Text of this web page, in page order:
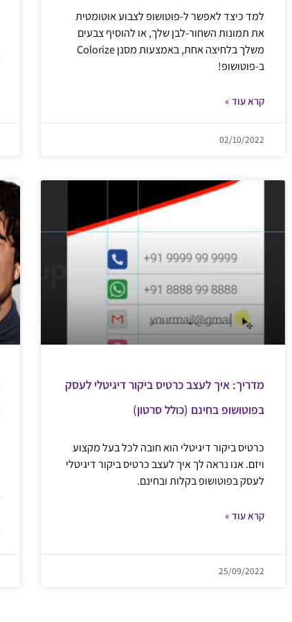
למד כיצד לאפשר ל-פוטושופ לצבוע אוטומטית
את תמונות השחור-לבן שלך, או להוסיף צבעים
משלך בלחיצה אחת, באמצעות מסנן Colorize
ב-פוטושופ!
קרא עוד »
02/10/2022
מדריך: איך לעצב כרטיס ביקור דיגיטלי לעסק
בפוטושופ בחינם (כולל סרטון)
כרטיס ביקור דיגיטלי הוא חובה לכל בעל מקצוע
ויזם. אנו נראה לך איך לעצב כרטיס ביקור דיגיטלי
לעסק בפוטושופ בקלות ובחינם.
קרא עוד »
25/09/2022